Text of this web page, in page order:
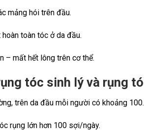
mảng hói trên đầu.
toàn tóc ở da đầu.
– mất hết lông trên cơ thể.
tóc sinh lý và rụng
trên da đầu mỗi người có khoảng
rụng lớn hơn 100 sợi/ngày.